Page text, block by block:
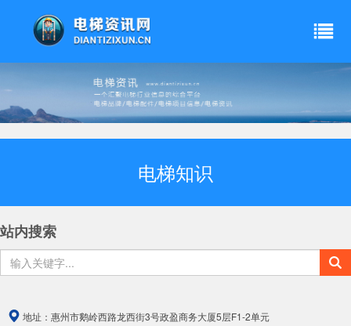
电梯知识
站内搜索
地址： 惠州市鹅岭西路龙西街3号政盈商务大厦5层F1-2单元